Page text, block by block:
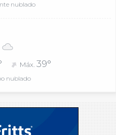
nublado
Máx. 39°
nublado